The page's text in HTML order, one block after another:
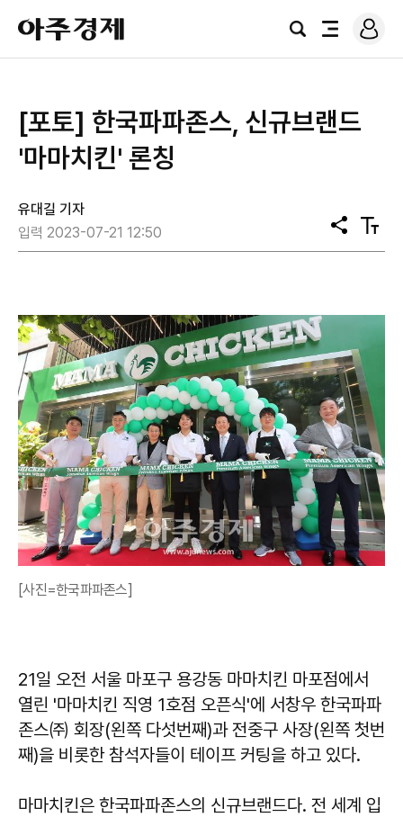
아
주
경
검
전
로
그
[포토] 한국파파존스, 신규브랜드
'마마치킨' 론칭
유대길 기자
입력 2023-07-21 12:50
공
유
텍
스
[사진=한국파파존스]
21일 오전 서울 마포구 용강동 마마치킨 마포점에서
열린 '마마치킨 직영 1호점 오픈식'에 서창우 한국파파
존스㈜ 회장(왼쪽 다섯번째)과 전중구 사장(왼쪽 첫번
째)을 비롯한 참석자들이 테이프 커팅을 하고 있다.
마마치킨은 한국파파존스의 신규브랜드다. 전 세계 입